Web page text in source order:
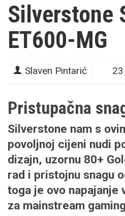
Silverstone
ET600-MG
Slaven Pintarić
Pristupačna
Silverstone nam s
povoljnoj cijeni nudi
dizajn, uzornu 80+
rad i pristojnu snagu
toga je ovo napajanje
za mainstream